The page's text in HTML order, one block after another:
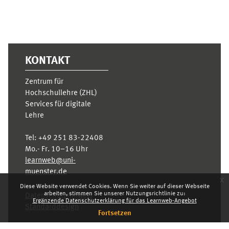
Diese Website verwendet Cookies. Wenn Sie weiter auf dieser Webseite
arbeiten, stimmen Sie unserer Nutzungsrichtlinie zu:
Ergänzende Datenschutzerklärung für das Learnweb-Angebot
Fortsetzen
x
KONTAKT
Zentrum für
Hochschullehre (ZHL)
Services für digitale
Lehre
Tel: +49 251 83-22408
Mo.- Fr. 10–16 Uhr
learnweb@uni-
muenster.de
Datenschutzhinweis